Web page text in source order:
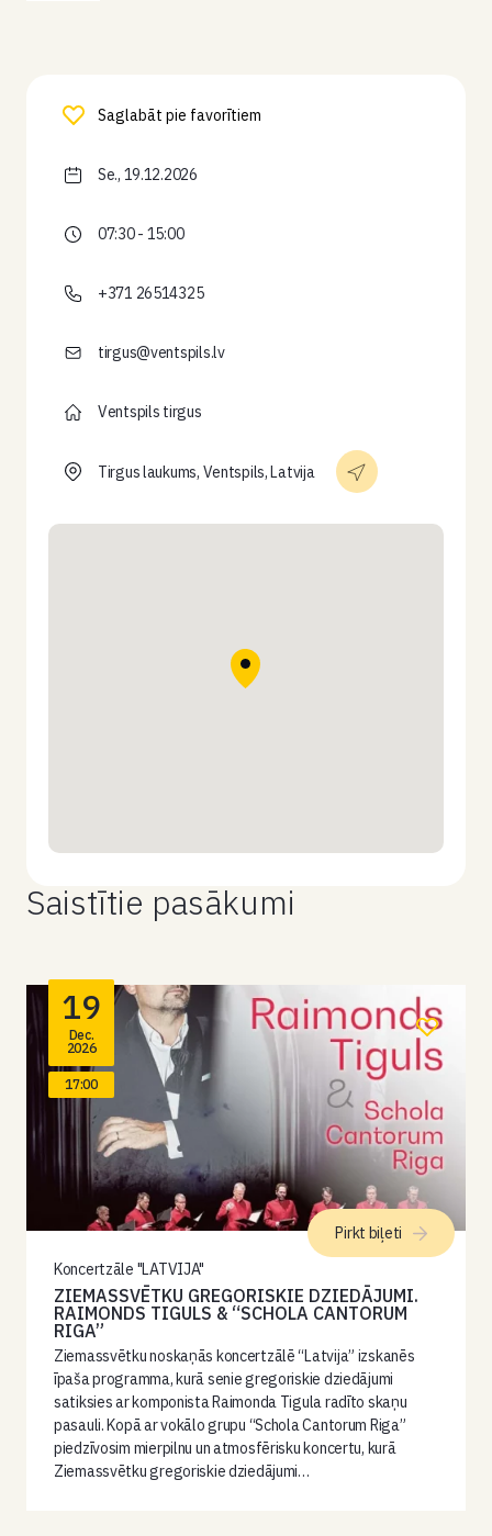
Saglabāt pie favorītiem
Se., 19.12.2026
07:30 - 15:00
+371 26514325
tirgus@ventspils.lv
Ventspils tirgus
Tirgus laukums, Ventspils, Latvija
Saistītie pasākumi
19
Dec.
2026
17:00
Koncertzāle "LATVIJA"
ZIEMASSVĒTKU GREGORISKIE DZIEDĀJUMI.
RAIMONDS TIGULS & “SCHOLA CANTORUM
RIGA”
Ziemassvētku noskaņās koncertzālē “Latvija” izskanēs
īpaša programma, kurā senie gregoriskie dziedājumi
satiksies ar komponista Raimonda Tigula radīto skaņu
pasauli. Kopā ar vokālo grupu “Schola Cantorum Riga”
piedzīvosim mierpilnu un atmosfērisku koncertu, kurā
Ziemassvētku gregoriskie dziedājumi…
Pirkt biļeti